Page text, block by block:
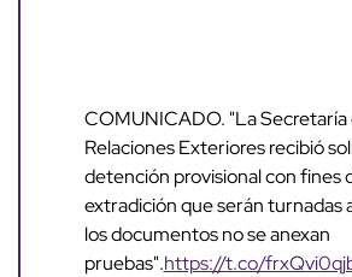
COMUNICADO. "La Secretaría
Relaciones Exteriores recibió
detención provisional con fines
extradición que serán turnadas
los documentos no se anexan
pruebas".https://t.co/